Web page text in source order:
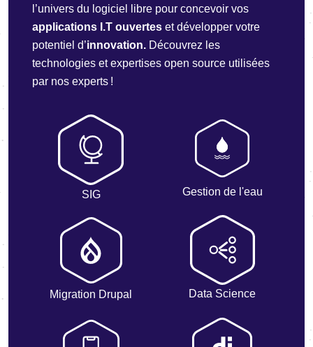
l’univers du logiciel libre pour concevoir vos
applications I.T ouvertes et développer votre
potentiel d’innovation. Découvrez les
technologies et expertises open source utilisées
par nos experts !
SIG Gestion de l'eau
Migration Drupal Data Science